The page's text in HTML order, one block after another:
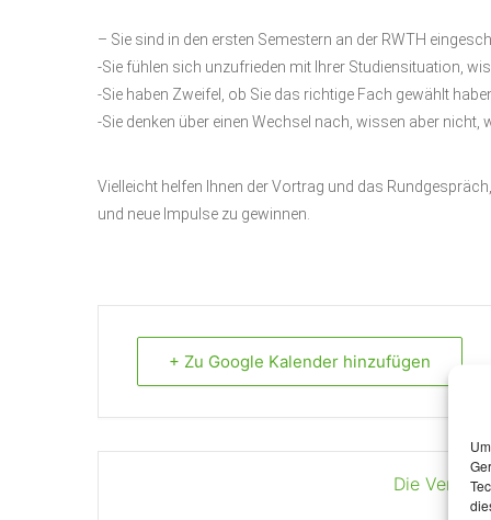
– Sie sind in den ersten Semestern an der RWTH
-Sie fühlen sich unzufrieden mit Ihrer Studiensituation,
-Sie haben Zweifel, ob Sie das richtige Fach gewählt
-Sie denken über einen Wechsel nach, wissen aber nicht,
Vielleicht helfen Ihnen der Vortrag und das
und neue Impulse zu gewinnen.
+ Zu Google Kalender hinzufügen
Die